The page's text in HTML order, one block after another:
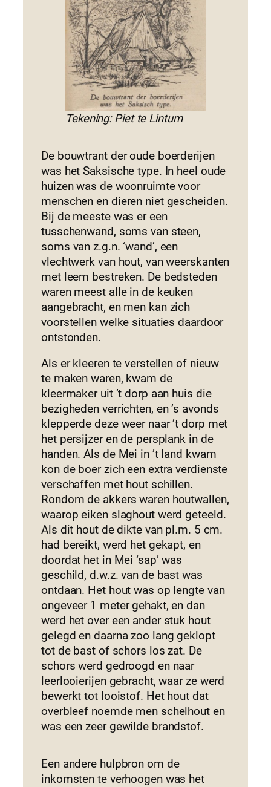
Tekening: Piet te Lintum
De bouwtrant der oude boerderijen
was het Saksische type. In heel oude
huizen was de woonruimte voor
menschen en dieren niet gescheiden.
Bij de meeste was er een
tusschenwand, soms van steen,
soms van z.g.n. ‘wand’, een
vlechtwerk van hout, van weerskanten
met leem bestreken. De bedsteden
waren meest alle in de keuken
aangebracht, en men kan zich
voorstellen welke situaties daardoor
ontstonden.
Als er kleeren te verstellen of nieuw
te maken waren, kwam de
kleermaker uit ’t dorp aan huis die
bezigheden verrichten, en ’s avonds
klepperde deze weer naar ’t dorp met
het persijzer en de persplank in de
handen. Als de Mei in ’t land kwam
kon de boer zich een extra verdienste
verschaffen met hout schillen.
Rondom de akkers waren houtwallen,
waarop eiken slaghout werd geteeld.
Als dit hout de dikte van pl.m. 5 cm.
had bereikt, werd het gekapt, en
doordat het in Mei ‘sap’ was
geschild, d.w.z. van de bast was
ontdaan. Het hout was op lengte van
ongeveer 1 meter gehakt, en dan
werd het over een ander stuk hout
gelegd en daarna zoo lang geklopt
tot de bast of schors los zat. De
schors werd gedroogd en naar
leerlooierijen gebracht, waar ze werd
bewerkt tot looistof. Het hout dat
overbleef noemde men schelhout en
was een zeer gewilde brandstof.
Een andere hulpbron om de
inkomsten te verhoogen was het